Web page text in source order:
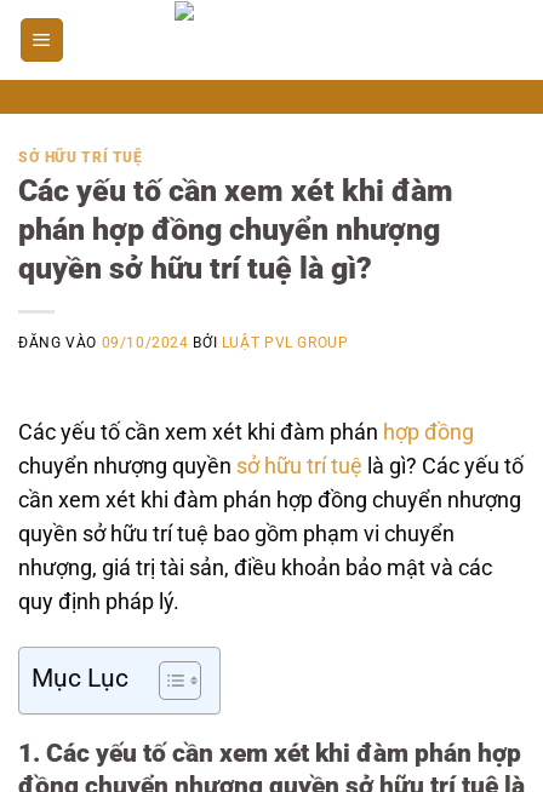
Bỏ
qua
nội
dung
SỞ HỮU TRÍ TUỆ
Các yếu tố cần xem xét khi đàm
phán hợp đồng chuyển nhượng
quyền sở hữu trí tuệ là gì?
ĐĂNG VÀO 09/10/2024 BỞI LUẬT PVL GROUP
Các yếu tố cần xem xét khi đàm phán hợp đồng
chuyển nhượng quyền sở hữu trí tuệ là gì? Các yếu tố
cần xem xét khi đàm phán hợp đồng chuyển nhượng
quyền sở hữu trí tuệ bao gồm phạm vi chuyển
nhượng, giá trị tài sản, điều khoản bảo mật và các
quy định pháp lý.
Mục Lục
1. Các yếu tố cần xem xét khi đàm phán hợp
đồng chuyển nhượng quyền sở hữu trí tuệ là